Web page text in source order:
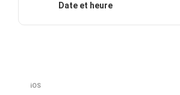
Date et heure
iOS